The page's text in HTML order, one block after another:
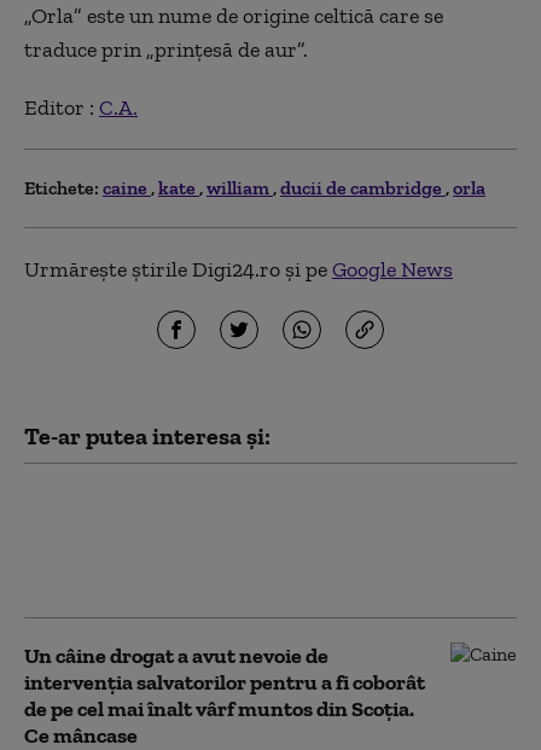
„Orla” este un nume de origine celtică care se
traduce prin „prințesă de aur”.
Editor : C.A.
Etichete: caine kate william ducii de cambridge orla
Urmărește știrile Digi24.ro și peGoogle News
Te-ar putea interesa și:
Un câine drogat a avut nevoie de
intervenția salvatorilor pentru a fi coborât
de pe cel mai înalt vârf muntos din Scoția.
Ce mâncase